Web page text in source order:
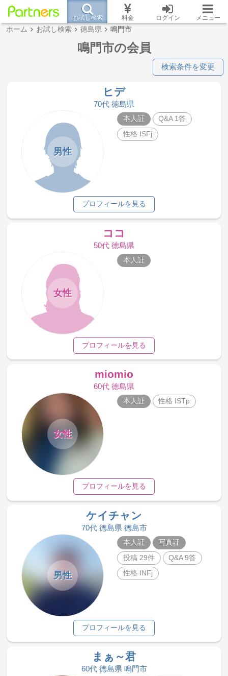
お試し検索 料金 ログイン メニュー
ホーム お試し検索 徳島県 鳴門市
鳴門市の会員
検索条件を変更
ヒデ
70代 徳島県
男性
本人証
Q&A 1答
性格 ISFj
プロフィールを見る
ココ
50代 徳島県
女性
本人証
プロフィールを見る
miomio
60代 徳島県
女性
本人証 性格 ISTp
プロフィールを見る
ケイチャン
70代 徳島県 徳島市
男性
本人証
写真証
投稿 29件
Q&A 9答
性格 INFj
プロフィールを見る
まぁ～君
60代 徳島県 鳴門市